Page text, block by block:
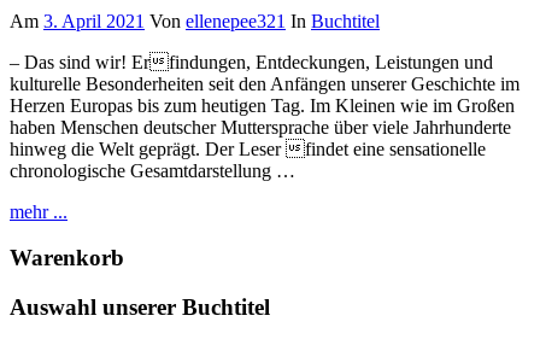
Am 3. April 2021 Von ellenepee321 In Buchtitel
– Das sind wir! Erfindungen, Entdeckungen, Leistungen und
kulturelle Besonderheiten seit den Anfängen unserer Geschichte im
Herzen Europas bis zum heutigen Tag. Im Kleinen wie im Großen
haben Menschen deutscher Muttersprache über viele Jahrhunderte
hinweg die Welt geprägt. Der Leser findet eine sensationelle
chronologische Gesamtdarstellung …
mehr ...
Warenkorb
Auswahl unserer Buchtitel